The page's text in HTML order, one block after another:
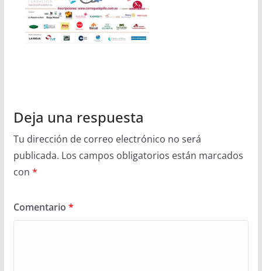
Deja una respuesta
Tu dirección de correo electrónico no será
publicada. Los campos obligatorios están marcados
con *
Comentario *